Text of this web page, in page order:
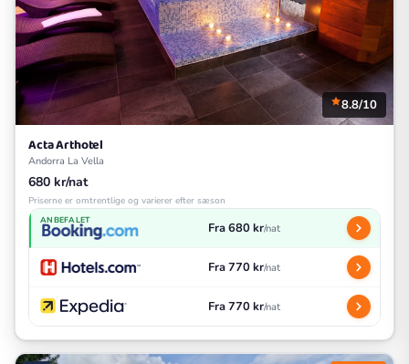
8.8/10
Acta Arthotel
Andorra La Vella
680 kr/nat
Priserne er omtrentlige og varierer efter sæson
ANBEFALET Fra 680 kr/nat
Fra 770 kr/nat
Fra 770 kr/nat